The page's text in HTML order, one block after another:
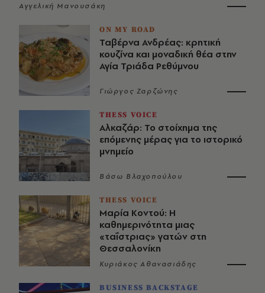
Αγγελική Μανουσάκη
ON MY ROAD
Ταβέρνα Ανδρέας: κρητική
κουζίνα και μοναδική θέα στην
Αγία Τριάδα Ρεθύμνου
Γιώργος Ζαρζώνης
THESS VOICE
Αλκαζάρ: Το στοίχημα της
επόμενης μέρας για το ιστορικό
μνημείο
Βάσω Βλαχοπούλου
THESS VOICE
Μαρία Κοντού: Η
καθημερινότητα μιας
«ταΐστριας» γατών στη
Θεσσαλονίκη
Κυριάκος Αθανασιάδης
BUSINESS BACKSTAGE